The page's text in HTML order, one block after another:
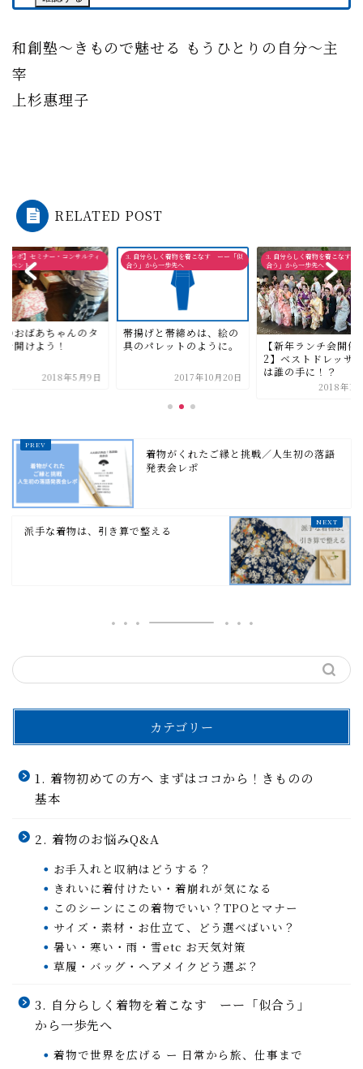
和創塾〜きもので魅せる もうひとりの自分〜主
宰
上杉惠理子
RELATED POST
施レポ】セミナー・コンサルティ
イベント
のおばあちゃんのタ
開けよう！
2018年5月9日
3. 自分らしく着物を着こなす ーー「似
合う」から一歩先へ
帯揚げと帯締めは、絵の
具のパレットのように。
2017年10月20日
3. 自分らしく着物を着こなす
合う」から一歩先へ
【新年ランチ会開催
2】ベストドレッサ
は誰の手に！？
2018年1
着物がくれたご縁と挑戦／人生初の落語
発表会レポ
派手な着物は、引き算で整える
カテゴリー
1. 着物初めての方へ まずはココから！きものの
基本
2. 着物のお悩みQ&A
お手入れと収納はどうする？
きれいに着付けたい・着崩れが気になる
このシーンにこの着物でいい？TPOとマナー
サイズ・素材・お仕立て、どう選べばいい？
暑い・寒い・雨・雪etc お天気対策
草履・バッグ・ヘアメイクどう選ぶ？
3. 自分らしく着物を着こなす ーー「似合う」
から一歩先へ
着物で世界を広げる ー 日常から旅、仕事まで